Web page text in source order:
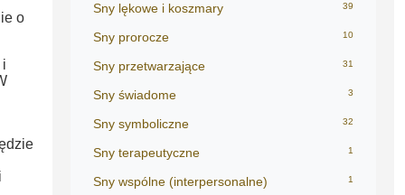
o
Sny lękowe i koszmary 39
Sny prorocze 10
Sny przetwarzające 31
Sny świadome 3
Sny symboliczne 32
Sny terapeutyczne 1
Sny wspólne (interpersonalne) 1